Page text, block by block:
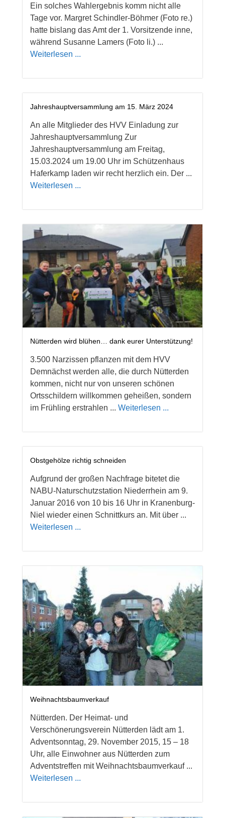
Ein solches Wahlergebnis komm nicht alle
Tage vor. Margret Schindler-Böhmer (Foto re.)
hatte bislang das Amt der 1. Vorsitzende inne,
während Susanne Lamers (Foto li.) ...
Weiterlesen ...
Jahreshauptversammlung am 15. März 2024
An alle Mitglieder des HVV Einladung zur
Jahreshauptversammlung Zur
Jahreshauptversammlung am Freitag,
15.03.2024 um 19.00 Uhr im Schützenhaus
Haferkamp laden wir recht herzlich ein. Der ...
Weiterlesen ...
Nütterden wird blühen… dank eurer Unterstützung!
3.500 Narzissen pflanzen mit dem HVV
Demnächst werden alle, die durch Nütterden
kommen, nicht nur von unseren schönen
Ortsschildern willkommen geheißen, sondern
im Frühling erstrahlen ... Weiterlesen ...
Obstgehölze richtig schneiden
Aufgrund der großen Nachfrage bitetet die
NABU-Naturschutzstation Niederrhein am 9.
Januar 2016 von 10 bis 16 Uhr in Kranenburg-
Niel wieder einen Schnittkurs an. Mit über ...
Weiterlesen ...
Weihnachts­baum­verkauf
Nütterden. Der Heimat- und
Verschönerungsverein Nütterden lädt am 1.
Adventsonntag, 29. November 2015, 15 – 18
Uhr, alle Einwohner aus Nütterden zum
Adventstreffen mit Weihnachtsbaumverkauf ...
Weiterlesen ...